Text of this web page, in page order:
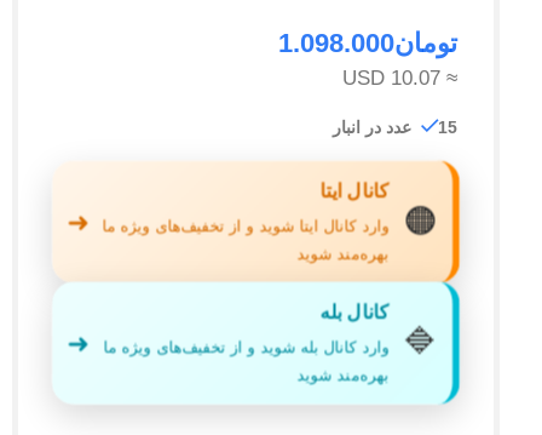
تومان1.098.000
≈ 10.07 USD
15 عدد در انبار
🟠
کانال ایتا
وارد کانال ایتا شوید و از تخفیف‌های ویژه ما
بهره‌مند شوید
➜
🔷
کانال بله
وارد کانال بله شوید و از تخفیف‌های ویژه ما
بهره‌مند شوید
➜